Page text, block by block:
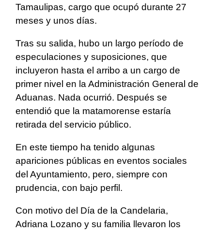
Tamaulipas, cargo que ocupó durante 27
meses y unos días.
Tras su salida, hubo un largo período de
especulaciones y suposiciones, que
incluyeron hasta el arribo a un cargo de
primer nivel en la Administración General de
Aduanas. Nada ocurrió. Después se
entendió que la matamorense estaría
retirada del servicio público.
En este tiempo ha tenido algunas
apariciones públicas en eventos sociales
del Ayuntamiento, pero, siempre con
prudencia, con bajo perfil.
Con motivo del Día de la Candelaria,
Adriana Lozano y su familia llevaron los